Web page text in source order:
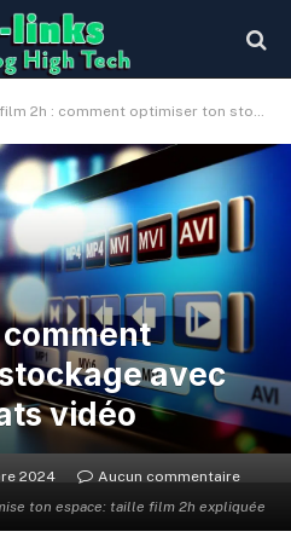
: comment optimiser ton stockage avec les bons formats vidéo
ton espace: taille film 2h expliquée
avec
vidéo
2024 Aucun commentaire